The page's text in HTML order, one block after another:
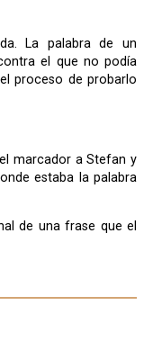
el que no podía
proceso de probarlo
estaba la palabra